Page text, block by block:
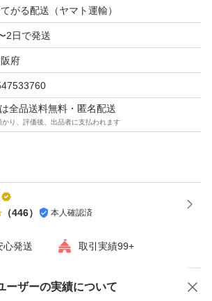
がる配送（ヤマト運輸）
2日で発送
府
全品送料無料・匿名配送
り、評価後、出品者に支払われます
（446） 本人確認済
心発送 取引実績99+
ーザーの実績について
談 商品への質問